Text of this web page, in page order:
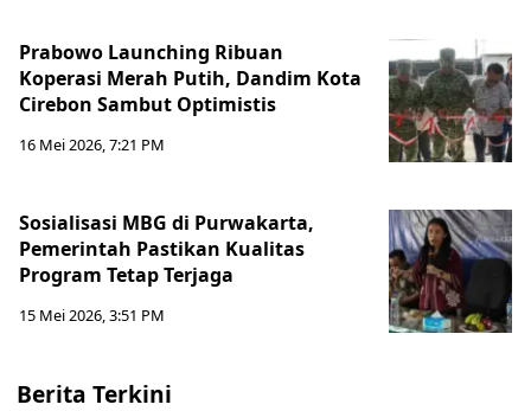
Prabowo Launching Ribuan
Koperasi Merah Putih, Dandim Kota
Cirebon Sambut Optimistis
16 Mei 2026, 7:21 PM
Sosialisasi MBG di Purwakarta,
Pemerintah Pastikan Kualitas
Program Tetap Terjaga
15 Mei 2026, 3:51 PM
Berita Terkini